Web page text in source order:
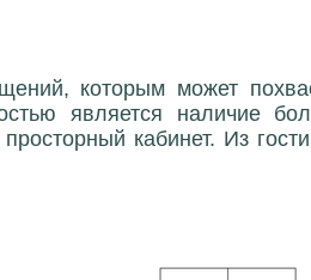
которым может
является наличие
кабинет. Из